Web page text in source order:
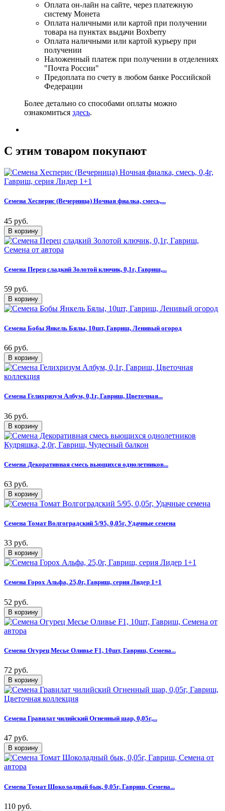
Оплата он-лайн на сайте, через платежную
систему Монета
Оплата наличными или картой при получении
товара на пунктах выдачи Boxberry
Оплата наличными или картой курьеру при
получении
Наложенный платеж при получении в отделениях
"Почта России"
Предоплата по счету в любом банке Российской
Федерации
Более детально со способами оплаты можно
ознакомиться здесь.
C этим товаром покупают
Семена Хесперис (Вечерница) Ночная фиалка, смесь,...
45 руб.
Семена Перец сладкий Золотой ключик, 0,1г, Гавриш,...
59 руб.
Семена Бобы Янкель Бялы, 10шт, Гавриш, Ленивый огород
66 руб.
Семена Гелихризум Албум, 0,1г, Гавриш, Цветочная...
36 руб.
Семена Декоративная смесь вьющихся однолетников...
63 руб.
Семена Томат Волгоградский 5/95, 0,05г, Удачные семена
33 руб.
Семена Горох Альфа, 25,0г, Гавриш, серия Лидер 1+1
52 руб.
Семена Огурец Месье Оливье F1, 10шт, Гавриш, Семена...
72 руб.
Семена Гравилат чилийский Огненный шар, 0,05г,...
47 руб.
Семена Томат Шоколадный бык, 0,05г, Гавриш, Семена...
110 руб.